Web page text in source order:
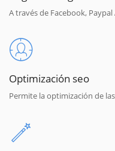
A través de Facebook,
Optimización seo
Permite la optimización de